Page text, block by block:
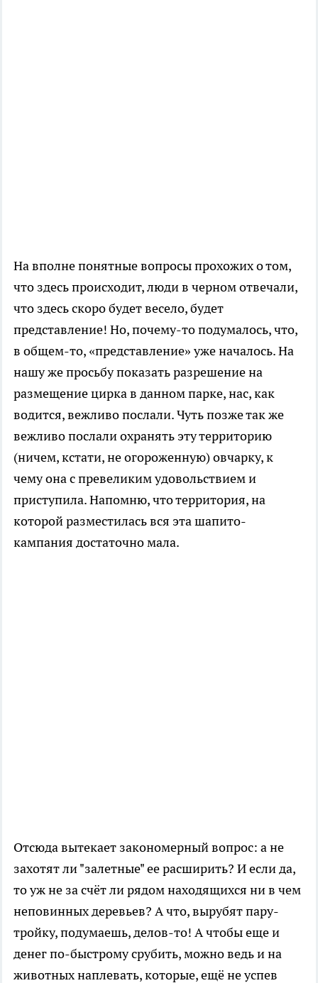
На вполне понятные вопросы прохожих о том,
что здесь происходит, люди в черном отвечали,
что здесь скоро будет весело, будет
представление! Но, почему-то подумалось, что,
в общем-то, «представление» уже началось. На
нашу же просьбу показать разрешение на
размещение цирка в данном парке, нас, как
водится, вежливо послали. Чуть позже так же
вежливо послали охранять эту территорию
(ничем, кстати, не огороженную) овчарку, к
чему она с превеликим удовольствием и
приступила. Напомню, что территория, на
которой разместилась вся эта шапито-
кампания достаточно мала.
Отсюда вытекает закономерный вопрос: а не
захотят ли "залетные" ее расширить? И если да,
то уж не за счёт ли рядом находящихся ни в чем
неповинных деревьев? А что, вырубят пару-
тройку, подумаешь, делов-то! А чтобы еще и
денег по-быстрому срубить, можно ведь и на
животных наплевать, которые, ещё не успев